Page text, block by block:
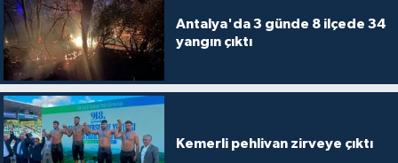
Antalya'da 3 günde 8 ilçede 34
yangın çıktı
Kemerli pehlivan zirveye çıktı